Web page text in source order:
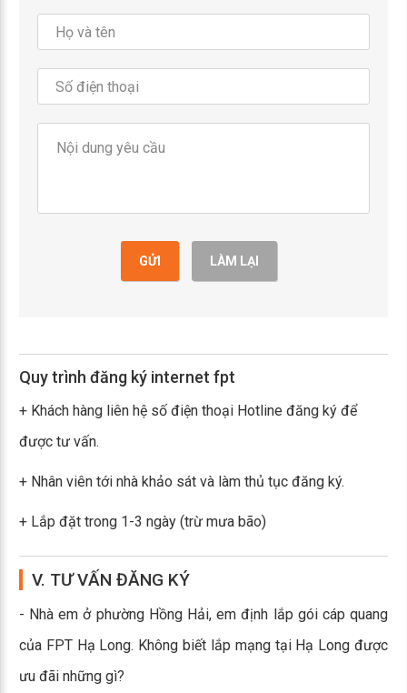
GỬI LÀM LẠI
Quy trình đăng ký internet fpt
+ Khách hàng liên hệ số điện thoại Hotline đăng ký để
được tư vấn.
+ Nhân viên tới nhà khảo sát và làm thủ tục đăng ký.
+ Lắp đặt trong 1-3 ngày (trừ mưa bão)
V. TƯ VẤN ĐĂNG KÝ
- Nhà em ở phường Hồng Hải, em định lắp gói cáp quang
của FPT Hạ Long. Không biết lắp mạng tại Hạ Long được
ưu đãi những gì?